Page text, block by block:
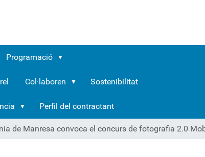
Programació
Col·laboren Sostenibilitat
Perfil del contractant
de Manresa convoca el concurs de fotografia 2.0